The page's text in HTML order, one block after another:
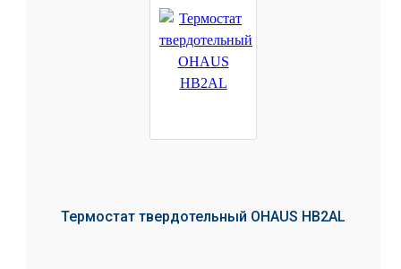
Термостат твердотельный OHAUS HB2AL